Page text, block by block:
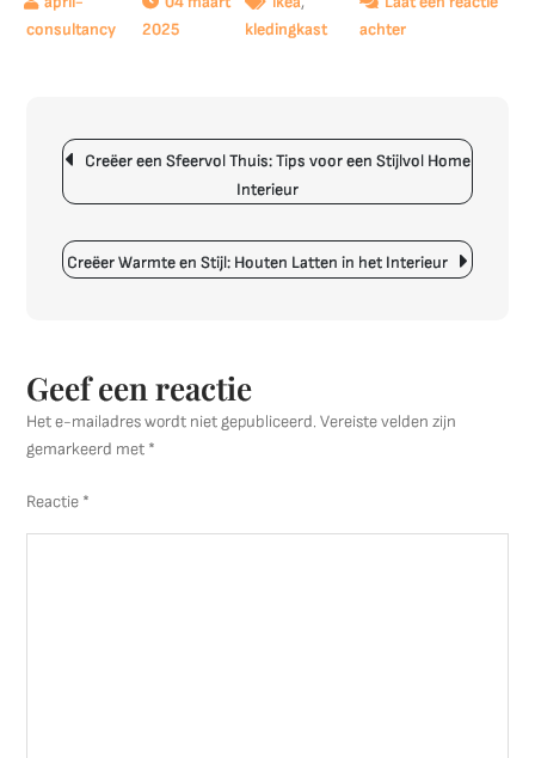
2025
kledingkast
achterop
Oplossingen
van
Jouw
Kast
Berichtnavigatie
Creëer een Sfeervol Thuis: Tips voor een Stijlvol Home
Interieur
Creëer Warmte en Stijl: Houten Latten in het Interieur
Geef een reactie
Het e-mailadres wordt niet gepubliceerd. Vereiste velden zijn
gemarkeerd met *
Reactie *